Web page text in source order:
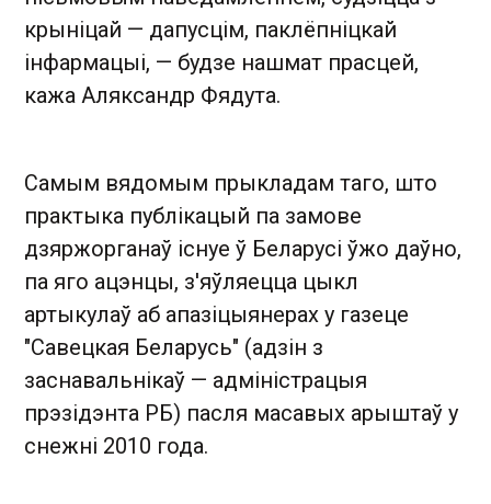
крыніцай — дапусцім, паклёпніцкай
інфармацыі, — будзе нашмат прасцей,
кажа Аляксандр Фядута.
Самым вядомым прыкладам таго, што
практыка публікацый па замове
дзяржорганаў існуе ў Беларусі ўжо даўно,
па яго ацэнцы, з'яўляецца цыкл
артыкулаў аб апазіцыянерах у газеце
"Савецкая Беларусь" (адзін з
заснавальнікаў — адміністрацыя
прэзідэнта РБ) пасля масавых арыштаў у
снежні 2010 года.